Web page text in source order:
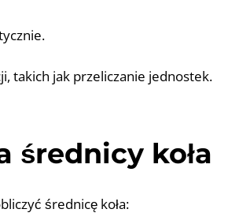
takich jak przeliczanie jednostek.
średnicy koła
średnicę koła: